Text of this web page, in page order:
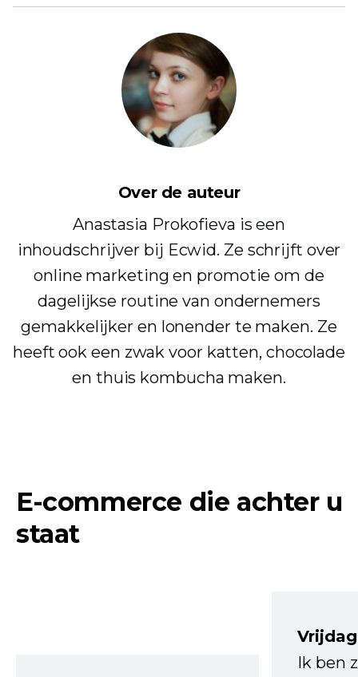
Over de auteur
Anastasia Prokofieva is een
inhoudschrijver bij Ecwid. Ze schrijft over
online marketing en promotie om de
dagelijkse routine van ondernemers
gemakkelijker en lonender te maken. Ze
heeft ook een zwak voor katten, chocolade
en thuis kombucha maken.
E-commerce die achter u
staat
Ik ben